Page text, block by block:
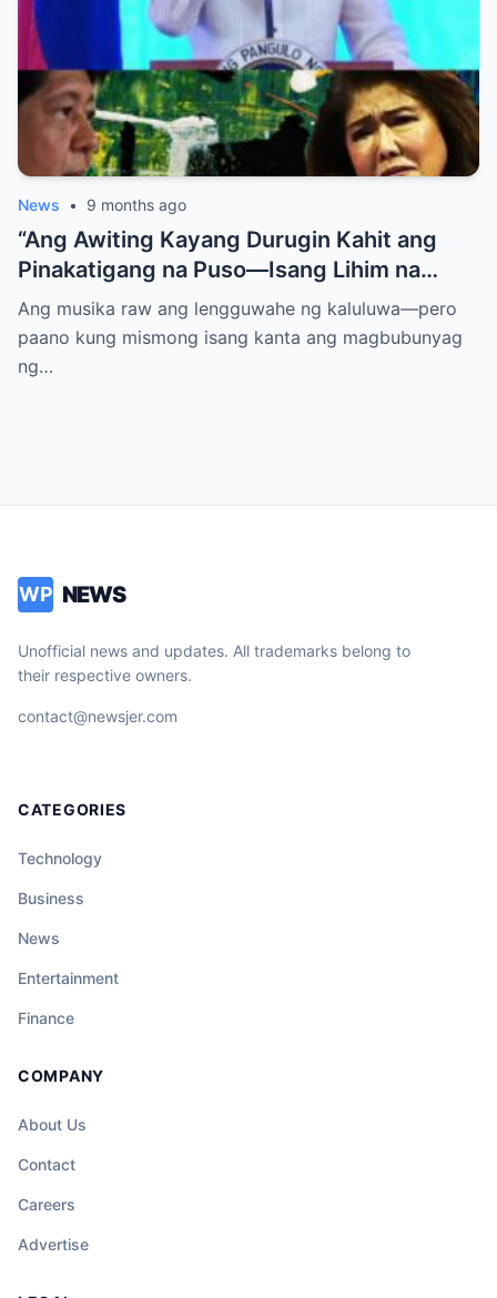
News • 9 months ago
“Ang Awiting Kayang Durugin Kahit ang
Pinakatigang na Puso—Isang Lihim na
Himig na Maglalantad ng Sakit,
Pagkakawatak, at mga Kapatid na
Nakalimot Magmahal
Ang musika raw ang lengguwahe ng kaluluwa—pero
paano kung mismong isang kanta ang magbubunyag
ng…
WP NEWS
Unofficial news and updates. All trademarks belong to
their respective owners.
contact@newsjer.com
CATEGORIES
Technology
Business
News
Entertainment
Finance
COMPANY
About Us
Contact
Careers
Advertise